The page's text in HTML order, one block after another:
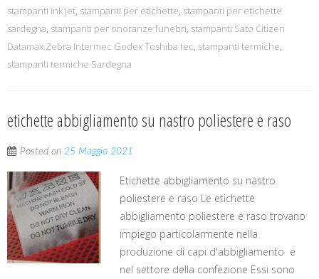
stampanti ink jet, stampanti per etichette, stampanti per etichette
sardegna, stampanti per onoranze funebri, stampanti Sato Citizen
Datamax Zebra Intermec Godex Toshiba tec, stampanti termiche,
stampanti termiche Sardegna
etichette abbigliamento su nastro poliestere e raso
Posted on 25 Maggio 2021
Etichette abbigliamento su nastro
poliestere e raso Le etichette
abbigliamento poliestere e raso trovano
impiego particolarmente nella
produzione di capi d'abbigliamento e
nel settore della confezione Essi sono